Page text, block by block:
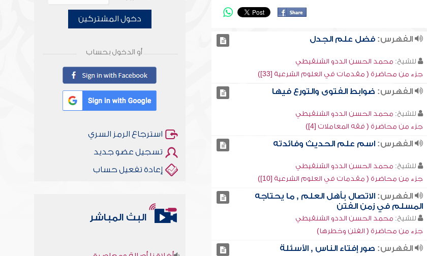
الفهرس: فضل علم الجدل
للشيخ: محمد الحسن الددو الشنقيطي
جزء من محاضرة ( مقدمات في العلوم الشرعية [33])
الفهرس: ضوابط الفتوى والتورع فيها
للشيخ: محمد الحسن الددو الشنقيطي
جزء من محاضرة ( فقه المعاملات [4])
الفهرس: اسم علم الحديث وفائدته
للشيخ: محمد الحسن الددو الشنقيطي
جزء من محاضرة ( مقدمات في العلوم الشرعية [10])
الفهرس: الاتصال بأهل العلم , ما يحتاجه
المسلم في زمن الفتن
للشيخ: محمد الحسن الددو الشنقيطي
جزء من محاضرة ( الفتن وخطرها)
الفهرس: صور إفتاء الناس , الأسئلة
دخول المشتركين
أو الدخول بحساب
استرجاع الرمز السري
تسجيل عضو جديد
إعادة تفعيل حساب
البث المباشر